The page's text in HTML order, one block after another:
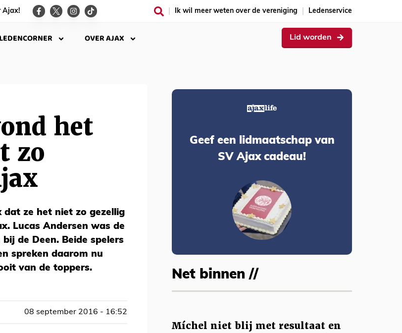
Ajax! Ik wil meer weten over de vereniging Ledenservice
LEDENCORNER OVER AJAX Lid worden
het
zo
dat ze het niet zo gezellig
Lucas Andersen was de
de Deen. Beide spelers
spreken daarom nu
van de toppers.
08 september 2016 - 16:52
Geef een lidmaatschap van
SV Ajax cadeau!
Net binnen //
Míchel niet blij met resultaat en